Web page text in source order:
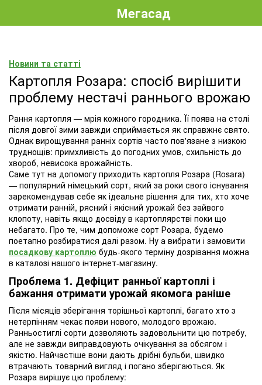
Новини та статті
Картопля Розара: спосіб вирішити
проблему нестачі раннього врожаю
Рання картопля — мрія кожного городника. Її поява на столі
після довгої зими завжди сприймається як справжнє свято.
Однак вирощування ранніх сортів часто пов'язане з низкою
труднощів: примхливість до погодних умов, схильність до
хвороб, невисока врожайність.
Саме тут на допомогу приходить картопля Розара (Rosara)
— популярний німецький сорт, який за роки свого існування
зарекомендував себе як ідеальне рішення для тих, хто хоче
отримати ранній, рясний і якісний урожай без зайвого
клопоту, навіть якщо досвіду в картоплярстві поки що
небагато. Про те, чим допоможе сорт Розара, будемо
поетапно розбиратися далі разом. Ну а вибрати і замовити
посадкову картоплю будь-якого терміну дозрівання можна
в каталозі нашого інтернет-магазину.
Проблема 1. Дефіцит ранньої картоплі і
бажання отримати урожай якомога раніше
Після місяців зберігання торішньої картоплі, багато хто з
нетерпінням чекає появи нового, молодого врожаю.
Ранньостиглі сорти дозволяють задовольнити цю потребу,
але не завжди виправдовують очікування за обсягом і
якістю. Найчастіше вони дають дрібні бульби, швидко
втрачають товарний вигляд і погано зберігаються. Як
Розара вирішує цю проблему:
Мегасад